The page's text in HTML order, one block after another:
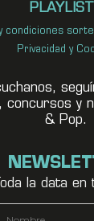
condiciones
Privacidad y
concursos y
& Pop.
la data en